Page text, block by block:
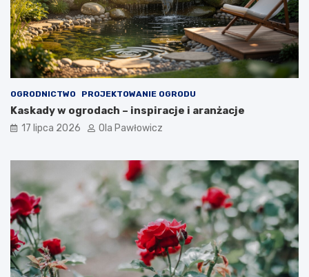
OGRODNICTWO PROJEKTOWANIE OGRODU
Kaskady w ogrodach – inspiracje i aranżacje
17 lipca 2026 Ola Pawłowicz